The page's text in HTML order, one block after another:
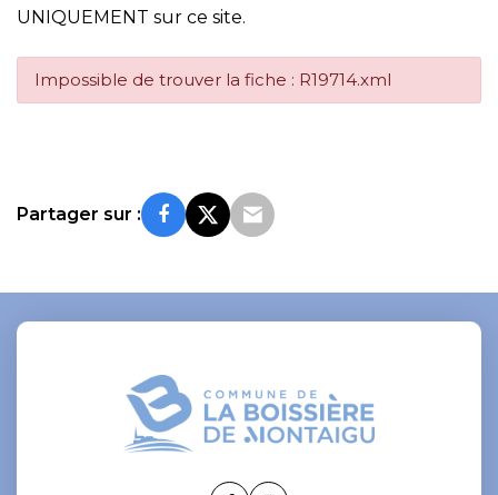
UNIQUEMENT sur ce site.
Impossible de trouver la fiche : R19714.xml
Partager sur :